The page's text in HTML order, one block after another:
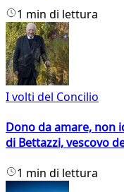
1 min di lettura
I volti del Concilio
Dono da amare, non
di Bettazzi, vescovo
1 min di lettura